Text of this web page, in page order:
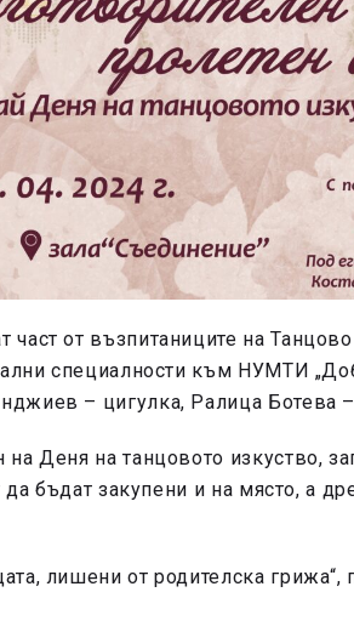
от възпитаниците на
специалности към НУМТИ
– цигулка, Ралица Ботева
Деня на танцовото изкуство,
бъдат закупени и на място, а
лишени от родителска грижа“,